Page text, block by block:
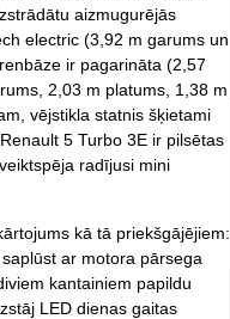
aizmugurējās
electric (3,92 m garums un
ir pagarināta (2,57
2,03 m platums, 1,38 m
vējstikla statnis šķietami
5 Turbo 3E ir pilsētas
radījusi mini
kā tā priekšgājējiem:
ar motora pārsega
kantainiem papildu
LED dienas gaitas